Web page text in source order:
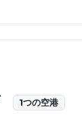
1つの空港